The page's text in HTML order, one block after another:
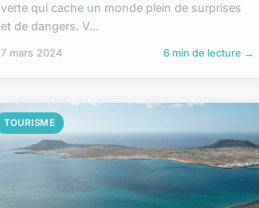
verte qui cache un monde plein de surprises
et de dangers. V...
7 mars 2024 6 min de lecture →
TOURISME